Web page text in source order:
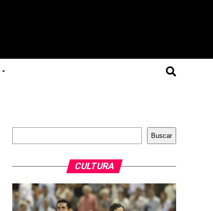
Buscar
Buscar
CULTURA